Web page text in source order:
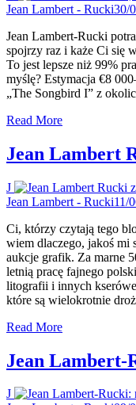
Jean Lambert - Rucki30/
Jean Lambert-Rucki
spojrzy raz i każe Ci się
To jest lepsze niż 99%
myślę? Estymacja €8
„The Songbird I” z
Read More
Jean Lambert
J
Jean Lambert - Rucki11/
Ci, którzy czytają tego
wiem dlaczego, jakoś mi
aukcje grafik. Za marne
letnią pracę fajnego
litografii i innych
które są wielokrotnie
Read More
Jean Lambert-
J